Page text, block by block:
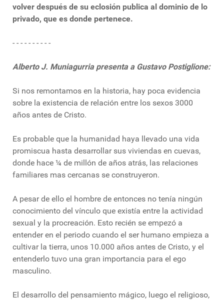
volver después de su eclosión publica al dominio de lo
privado, que es donde pertenece.
- - - - - - - - - -
Alberto J. Muniagurria presenta a Gustavo Postiglione:
Si nos remontamos en la historia, hay poca evidencia
sobre la existencia de relación entre los sexos 3000
años antes de Cristo.
Es probable que la humanidad haya llevado una vida
promiscua hasta desarrollar sus viviendas en cuevas,
donde hace ¼ de millón de años atrás, las relaciones
familiares mas cercanas se construyeron.
A pesar de ello el hombre de entonces no tenía ningún
conocimiento del vínculo que existía entre la actividad
sexual y la procreación. Esto recién se empezó a
entender en el periodo cuando el ser humano empieza a
cultivar la tierra, unos 10.000 años antes de Cristo, y el
entenderlo tuvo una gran importancia para el ego
masculino.
El desarrollo del pensamiento mágico, luego el religioso,